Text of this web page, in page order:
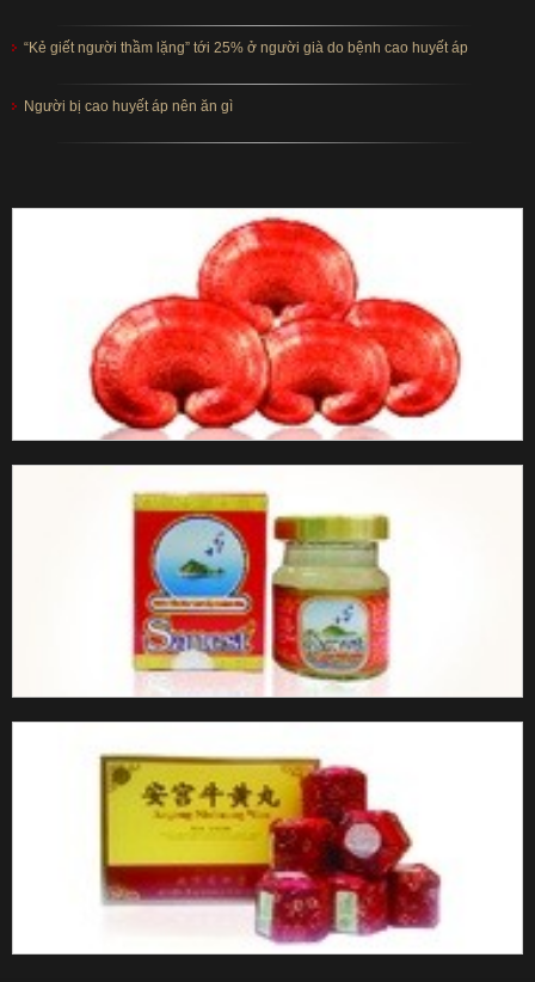
“Kẻ giết người thầm lặng” tới 25% ở người già do bệnh cao huyết áp
Người bị cao huyết áp nên ăn gì